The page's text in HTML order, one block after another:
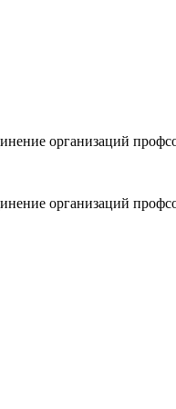
организаций
организаций